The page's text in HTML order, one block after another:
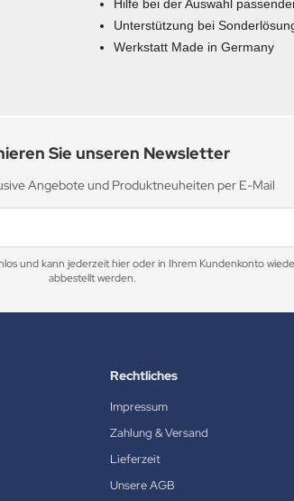
Hilfe bei der Auswahl
Unterstützung bei
Werkstatt Made in Germany
Sie unseren Newsletter
Angebote und Produktneuheiten per E-Mail
und kann jederzeit hier oder in Ihrem Kundenkonto
abbestellt werden.
Rechtliches
Impressum
Zahlung & Versand
Lieferzeit
Unsere AGB